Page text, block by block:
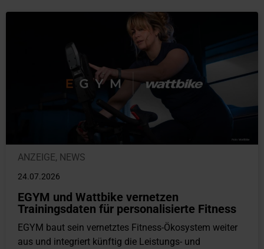
ANZEIGE, NEWS
24.07.2026
EGYM und Wattbike vernetzen
Trainingsdaten für personalisierte Fitness
EGYM baut sein vernetztes Fitness-Ökosystem weiter
aus und integriert künftig die Leistungs- und